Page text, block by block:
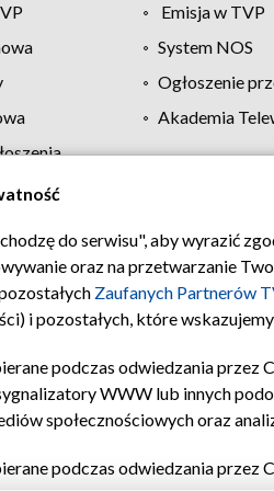
Emisja w TVP
System NOS
Ogłoszenie
Akademia
Regulamin TVP
do serwisu", aby wyrazić
oraz na przetwarzanie
Zaufanych Partnerów
i pozostałych, które
podczas odwiedzania przez
WWW lub innych
społecznościowych oraz
podczas odwiedzania przez